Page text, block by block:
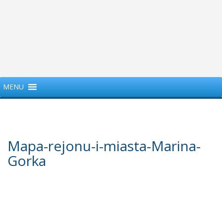
MENU
Mapa-rejonu-i-miasta-Marina-
Gorka